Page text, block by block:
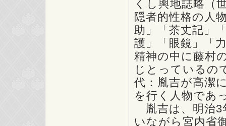
くし輿地誌略（
隠者的性格の人
助」「茶丈記」
護」「眼鏡」「
精神の中に藤村
じとっているの
代：胤吉が高潔
を行く人物であ
胤吉は、明治3
いながら宮内省